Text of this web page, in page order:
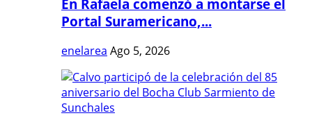
En Rafaela comenzó a montarse el
Portal Suramericano,...
enelarea Ago 5, 2026